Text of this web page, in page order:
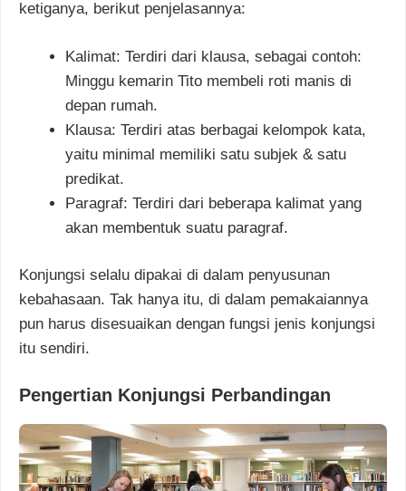
ketiganya, berikut penjelasannya:
Kalimat: Terdiri dari klausa, sebagai contoh:
Minggu kemarin Tito membeli roti manis di
depan rumah.
Klausa: Terdiri atas berbagai kelompok kata,
yaitu minimal memiliki satu subjek & satu
predikat.
Paragraf: Terdiri dari beberapa kalimat yang
akan membentuk suatu paragraf.
Konjungsi selalu dipakai di dalam penyusunan
kebahasaan. Tak hanya itu, di dalam pemakaiannya
pun harus disesuaikan dengan fungsi jenis konjungsi
itu sendiri.
Pengertian Konjungsi Perbandingan